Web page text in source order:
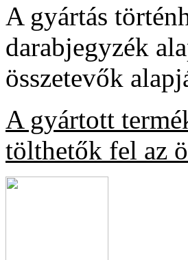
A gyártás
darabjegyzék
összetevők
A gyártott
tölthetők fel az